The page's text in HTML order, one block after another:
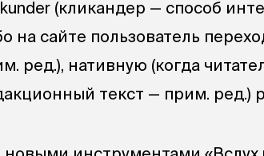
(кликандер — способ
на сайте пользователь
ред.), нативную (когда
текст — прим. ред.)